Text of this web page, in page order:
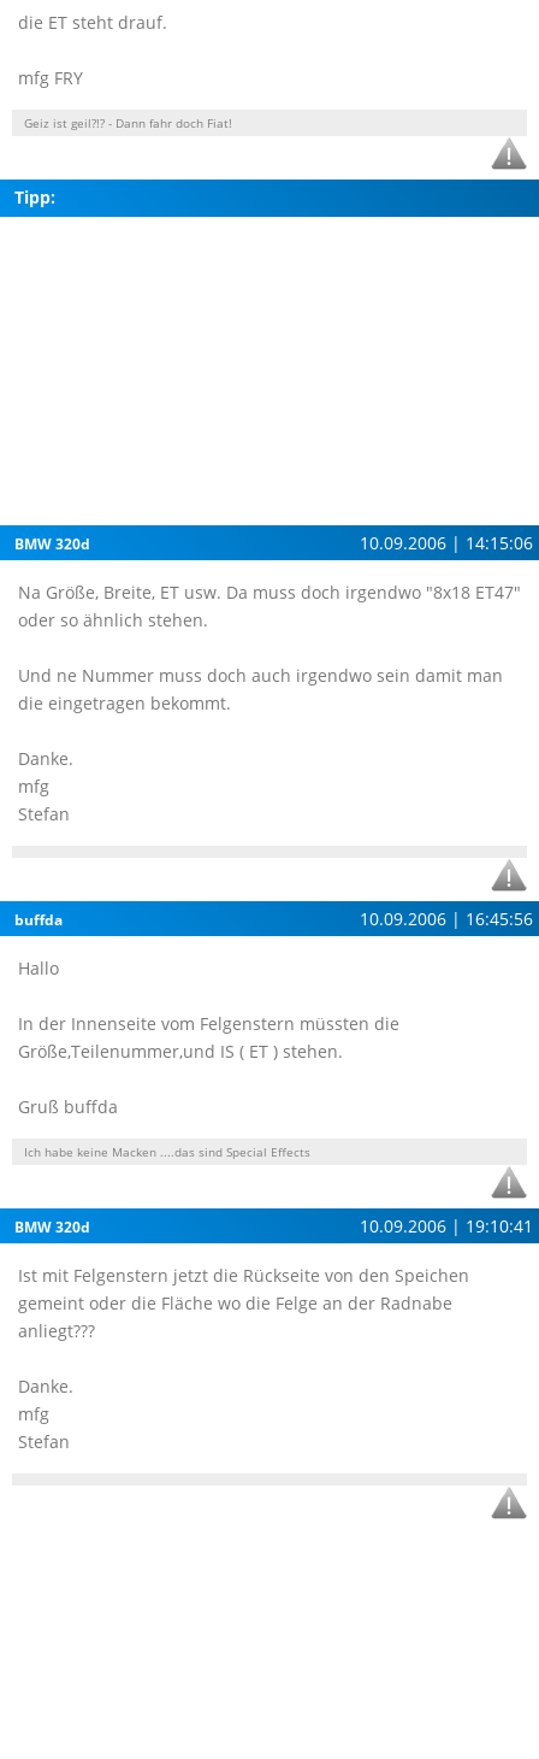
die ET steht drauf.
mfg FRY
Geiz ist geil?!? - Dann fahr doch Fiat!
Tipp:
BMW 320d 10.09.2006 | 14:15:06
Na Größe, Breite, ET usw. Da muss doch irgendwo "8x18 ET47"
oder so ähnlich stehen.
Und ne Nummer muss doch auch irgendwo sein damit man
die eingetragen bekommt.
Danke.
mfg
Stefan
buffda 10.09.2006 | 16:45:56
Hallo
In der Innenseite vom Felgenstern müssten die
Größe,Teilenummer,und IS ( ET ) stehen.
Gruß buffda
Ich habe keine Macken ....das sind Special Effects
BMW 320d 10.09.2006 | 19:10:41
Ist mit Felgenstern jetzt die Rückseite von den Speichen
gemeint oder die Fläche wo die Felge an der Radnabe
anliegt???
Danke.
mfg
Stefan